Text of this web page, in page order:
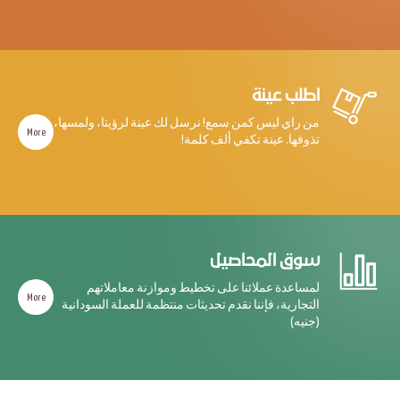
اطلب عينة
من راي ليس كمن سمع! نرسل لك عينة لرؤيتا، ولمسها،
تذوقها. عينة تكفي ألف كلمة!
More
سوق المحاصيل
لمساعدة عملائنا على تخطيط وموازنة معاملاتهم
التجارية، فإننا نقدم تحديثات منتظمة للعملة السودانية
(جنيه)
More